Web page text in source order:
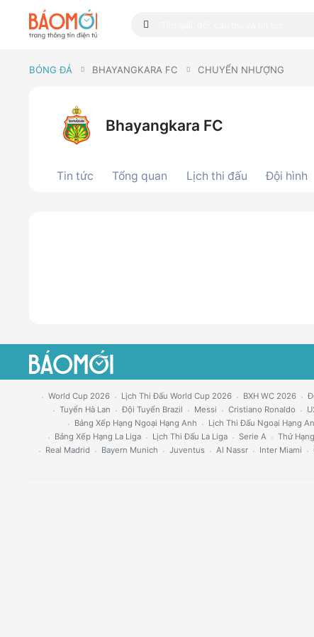
BÓNG ĐÁ BHAYANGKARA FC CHUYỂN NHƯỢNG
Bhayangkara FC
Tin tức Tổng quan Lịch thi đấu Đội hình
World Cup 2026 Lịch Thi Đấu World Cup 2026 BXH WC 2026
Tuyển Hà Lan
Đội Tuyển Brazil Messi Cristiano Ronaldo
Bảng Xếp Hạng Ngoại Hạng Anh
Lịch Thi Đấu Ngoại Hạng
Bảng Xếp Hạng La Liga
Lịch Thi Đấu La Liga Serie A Thứ
Real Madrid
Bayern Munich Juventus Al Nassr Inter Miami